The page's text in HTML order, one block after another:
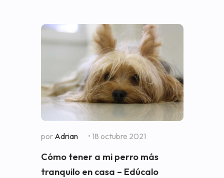
por Adrian • 18 octubre 2021
Cómo tener a mi perro más
tranquilo en casa – Edúcalo